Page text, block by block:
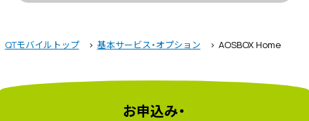
QTモバイルトップ 基本サービス・オプション AOSBOX Home
お申込み・